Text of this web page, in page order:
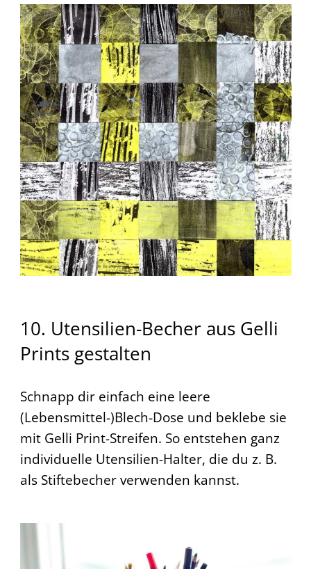
10. Utensilien-Becher aus Gelli
Prints gestalten
Schnapp dir einfach eine leere
(Lebensmittel-)Blech-Dose und beklebe sie
mit Gelli Print-Streifen. So entstehen ganz
individuelle Utensilien-Halter, die du z. B.
als Stiftebecher verwenden kannst.